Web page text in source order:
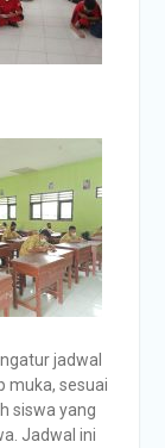
jadwal
muka, sesuai
siswa yang
Jadwal ini